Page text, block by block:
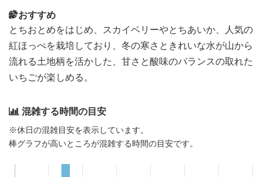
おすすめ
とちおとめをはじめ、スカイベリーやとちあいか、人気の
紅ほっぺを栽培しており、冬の寒さときれいな水が山から
流れる土地柄を活かした、甘さと酸味のバランスの取れた
いちごが楽しめる。
混雑する時間の目安
※休日の混雑目安を表示しています。
棒グラフが高いところが混雑する時間の目安です。